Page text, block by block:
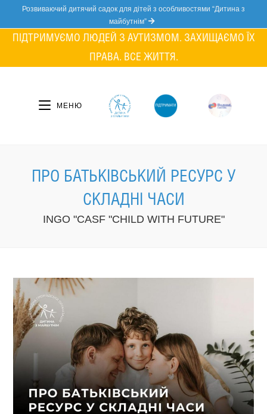
content
Розвиваючий дитячий садок для дітей з особливостями “Дитина з
майбутнім”
ПІДТРИМУЄМО ЛЮДЕЙ З АУТИЗМОМ. ЗАХИЩАЄМО ЇХ
ПРАВА. ВСЕ ЖИТТЯ.
МЕНЮ
ПРО БАТЬКІВСЬКИЙ РЕСУРС У
СКЛАДНІ ЧАСИ
INGO "CASF "CHILD WITH FUTURE"